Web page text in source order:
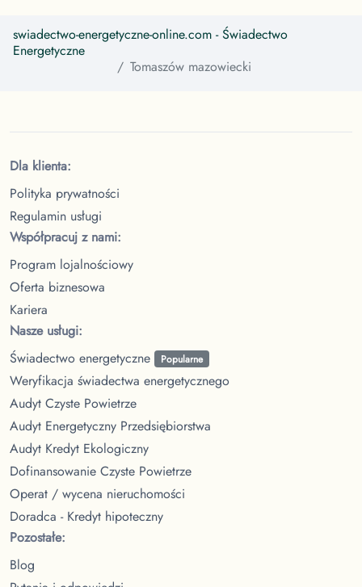
swiadectwo-energetyczne-online.com - Świadectwo
Energetyczne
Tomaszów mazowiecki
Dla klienta:
Polityka prywatności
Regulamin usługi
Współpracuj z nami:
Program lojalnościowy
Oferta biznesowa
Kariera
Nasze usługi:
Świadectwo energetyczne
Popularne
Weryfikacja świadectwa energetycznego
Audyt Czyste Powietrze
Audyt Energetyczny Przedsiębiorstwa
Audyt Kredyt Ekologiczny
Dofinansowanie Czyste Powietrze
Operat / wycena nieruchomości
Doradca - Kredyt hipoteczny
Pozostałe:
Blog